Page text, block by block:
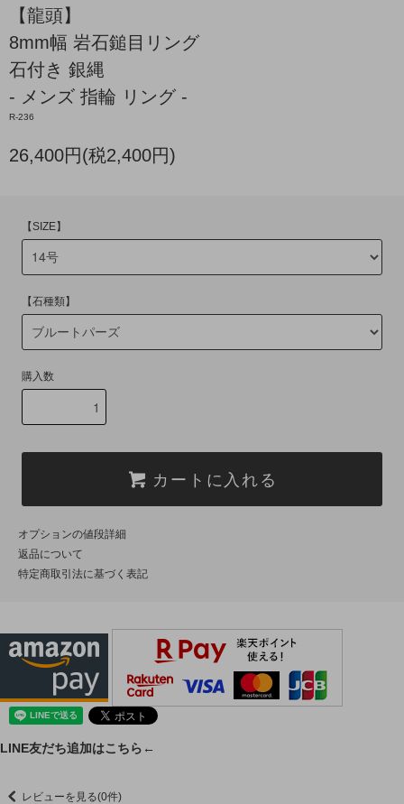
【龍頭】
8mm幅 岩石鎚目リング
石付き 銀縄
- メンズ 指輪 リング -
R-236
26,400円(税2,400円)
【SIZE】
【石種類】
購入数
カートに入れる
オプションの値段詳細
返品について
特定商取引法に基づく表記
LINE友だち追加はこちら←
レビューを見る(0件)